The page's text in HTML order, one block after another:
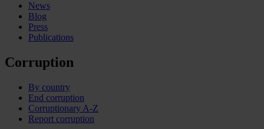
News
Blog
Press
Publications
Corruption
By country
End corruption
Corruptionary A-Z
Report corruption